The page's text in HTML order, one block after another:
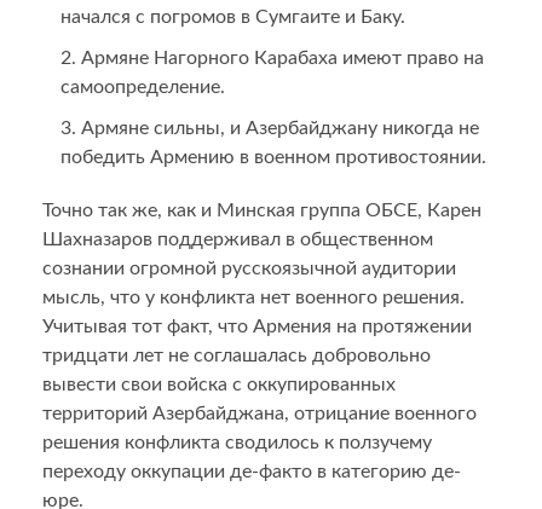
начался с погромов в Сумгаите и Баку.
Армяне Нагорного Карабаха имеют право на
самоопределение.
Армяне сильны, и Азербайджану никогда не
победить Армению в военном противостоянии.
Точно так же, как и Минская группа ОБСЕ, Карен
Шахназаров поддерживал в общественном
сознании огромной русскоязычной аудитории
мысль, что у конфликта нет военного решения.
Учитывая тот факт, что Армения на протяжении
тридцати лет не соглашалась добровольно
вывести свои войска с оккупированных
территорий Азербайджана, отрицание военного
решения конфликта сводилось к ползучему
переходу оккупации де-факто в категорию де-
юре.